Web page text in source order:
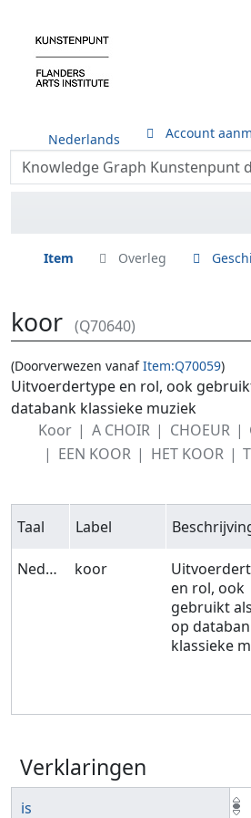
Nederlands Account
Item Overleg
koor (Q70640)
(Doorverwezen vanafItem:Q70059)
Ga naar:navigatie, zoeken
Uitvoerdertype en rol, ook
databank klassieke muziek
Koor
A CHOIR CHOEUR
EEN KOOR
HET KOOR
Taal Label
Nederlands
koor
en rol, ook
gebruikt
op
klassieke
Verklaringen
is